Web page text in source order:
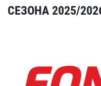
СЕЗОНА 2025/